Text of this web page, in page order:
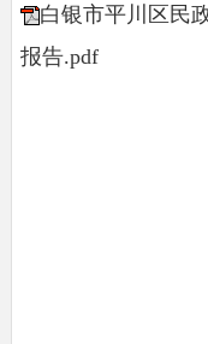
白银市平川区民
报告.pdf